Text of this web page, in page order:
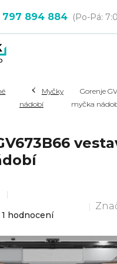
797 894 884
Myčky
nádobí
Gorenje
myčka
hodnocení
je
1 hodnocení